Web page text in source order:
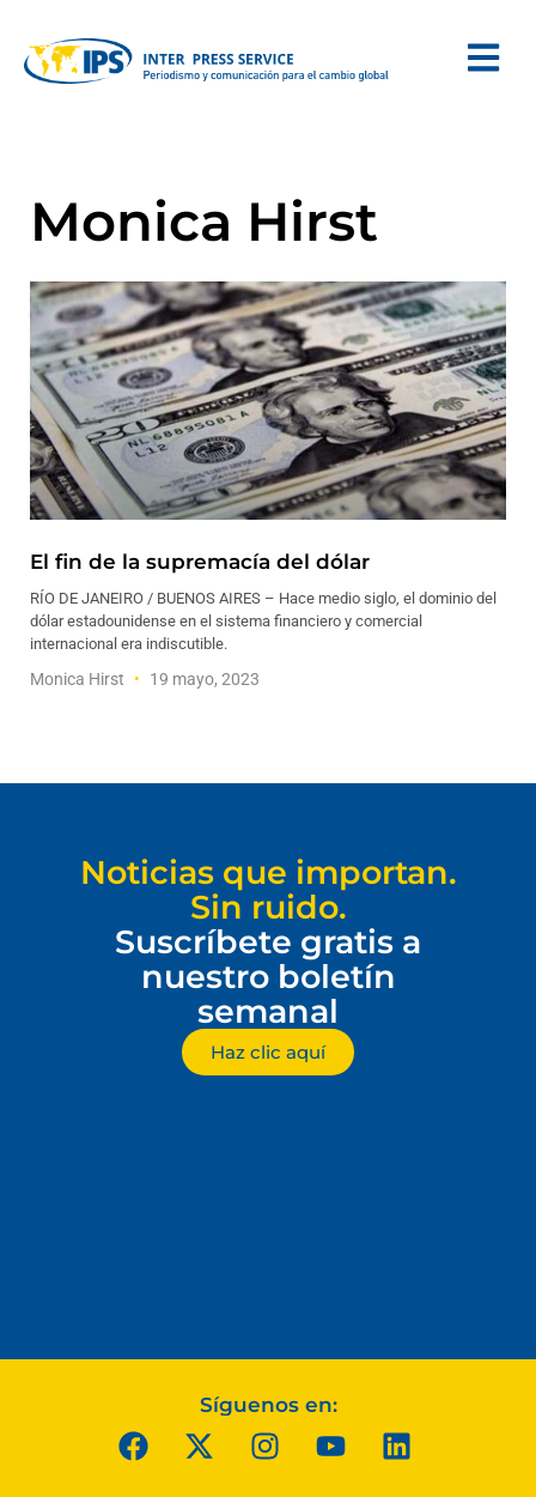
Monica Hirst
El fin de la supremacía del dólar
RÍO DE JANEIRO / BUENOS AIRES – Hace medio siglo, el dominio del
dólar estadounidense en el sistema financiero y comercial
internacional era indiscutible.
Monica Hirst 19 mayo, 2023
Noticias que importan.
Sin ruido.
Suscríbete gratis a
nuestro boletín
semanal
Haz clic aquí
Síguenos en: